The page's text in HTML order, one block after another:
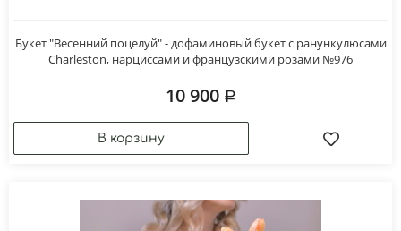
Букет "Весенний поцелуй" - дофаминовый букет с ранункулюсами
Charleston, нарциссами и французскими розами №976
10 900